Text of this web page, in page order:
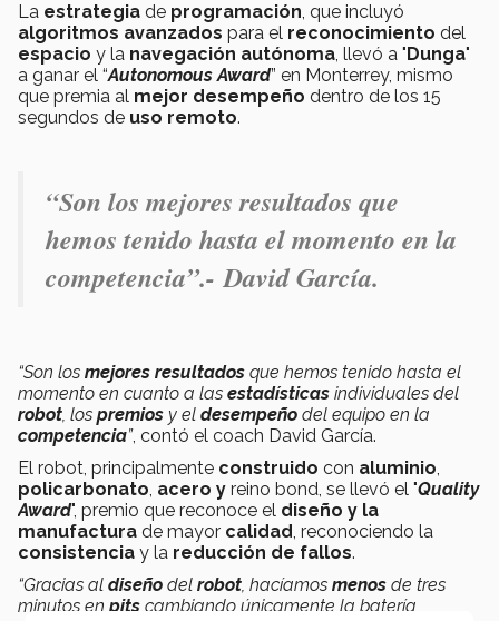
La estrategia de programación, que incluyó
algoritmos avanzados para el reconocimiento del
espacio y la navegación autónoma, llevó a "Dunga"
a ganar el “Autonomous Award” en Monterrey, mismo
que premia al mejor desempeño dentro de los 15
segundos de uso remoto.
“Son los mejores resultados que
hemos tenido hasta el momento en la
competencia”.- David García.
“Son los mejores resultados que hemos tenido hasta el
momento en cuanto a las estadísticas individuales del
robot, los premios y el desempeño del equipo en la
competencia”, contó el coach David García.
El robot, principalmente construido con aluminio,
policarbonato, acero y reino bond, se llevó el "Quality
Award", premio que reconoce el diseño y la
manufactura de mayor calidad, reconociendo la
consistencia y la reducción de fallos.
“Gracias al diseño del robot, hacíamos menos de tres
minutos en pits cambiando únicamente la batería